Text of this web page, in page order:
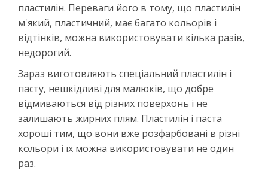
пластилін. Переваги його в тому, що пластилін
м'який, пластичний, має багато кольорів і
відтінків, можна використовувати кілька разів,
недорогий.
Зараз виготовляють спеціальний пластилін і
пасту, нешкідливі для малюків, що добре
відмиваються від різних поверхонь і не
залишають жирних плям. Пластилін і паста
хороші тим, що вони вже розфарбовані в різні
кольори і їх можна використовувати не один
раз.